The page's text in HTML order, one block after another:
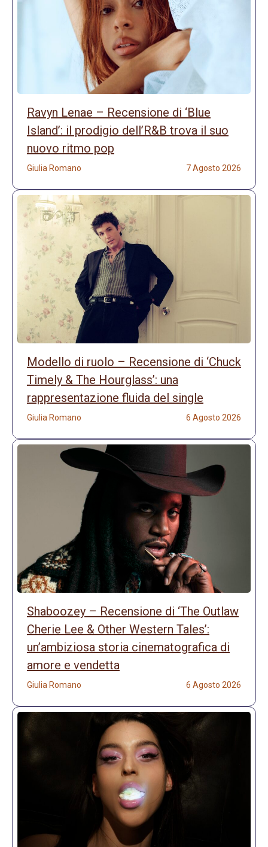
Ravyn Lenae – Recensione di ‘Blue
Island’: il prodigio dell’R&B trova il suo
nuovo ritmo pop
Giulia Romano 7 Agosto 2026
Modello di ruolo – Recensione di ‘Chuck
Timely & The Hourglass’: una
rappresentazione fluida del single
Giulia Romano 6 Agosto 2026
Shaboozey – Recensione di ‘The Outlaw
Cherie Lee & Other Western Tales’:
un’ambiziosa storia cinematografica di
amore e vendetta
Giulia Romano 6 Agosto 2026